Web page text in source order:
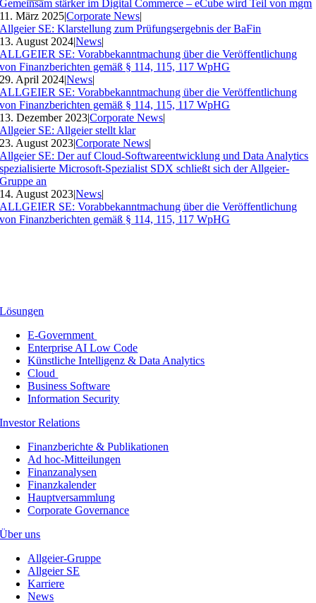
Gemeinsam stärker im Digital Commerce – eCube wird Teil von mgm
11. März 2025|Corporate News|
Allgeier SE: Klarstellung zum Prüfungsergebnis der BaFin
13. August 2024|News|
ALLGEIER SE: Vorabbekanntmachung über die Veröffentlichung
von Finanzberichten gemäß § 114, 115, 117 WpHG
29. April 2024|News|
ALLGEIER SE: Vorabbekanntmachung über die Veröffentlichung
von Finanzberichten gemäß § 114, 115, 117 WpHG
13. Dezember 2023|Corporate News|
Allgeier SE: Allgeier stellt klar
23. August 2023|Corporate News|
Allgeier SE: Der auf Cloud-Softwareentwicklung und Data Analytics
spezialisierte Microsoft-Spezialist SDX schließt sich der Allgeier-
Gruppe an
14. August 2023|News|
ALLGEIER SE: Vorabbekanntmachung über die Veröffentlichung
von Finanzberichten gemäß § 114, 115, 117 WpHG
Lösungen
E-Government
Enterprise AI Low Code
Künstliche Intelligenz & Data Analytics
Cloud
Business Software
Information Security
Investor Relations
Finanzberichte & Publikationen
Ad hoc-Mitteilungen
Finanzanalysen
Finanzkalender
Hauptversammlung
Corporate Governance
Über uns
Allgeier-Gruppe
Allgeier SE
Karriere
News